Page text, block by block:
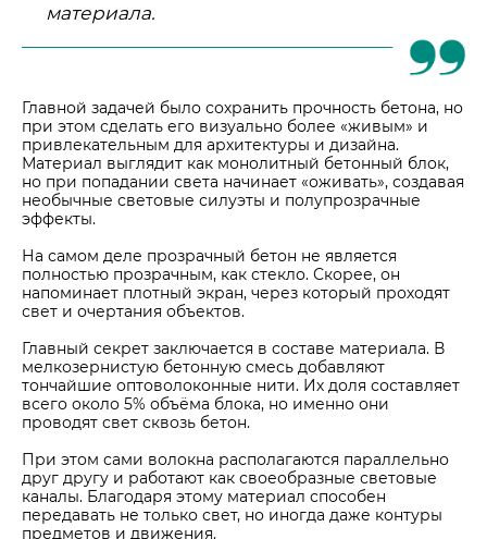
материала.
Главной задачей было сохранить прочность бетона, но
при этом сделать его визуально более «живым» и
привлекательным для архитектуры и дизайна.
Материал выглядит как монолитный бетонный блок,
но при попадании света начинает «оживать», создавая
необычные световые силуэты и полупрозрачные
эффекты.
На самом деле прозрачный бетон не является
полностью прозрачным, как стекло. Скорее, он
напоминает плотный экран, через который проходят
свет и очертания объектов.
Главный секрет заключается в составе материала. В
мелкозернистую бетонную смесь добавляют
тончайшие оптоволоконные нити. Их доля составляет
всего около 5% объёма блока, но именно они
проводят свет сквозь бетон.
При этом сами волокна располагаются параллельно
друг другу и работают как своеобразные световые
каналы. Благодаря этому материал способен
передавать не только свет, но иногда даже контуры
предметов и движения.